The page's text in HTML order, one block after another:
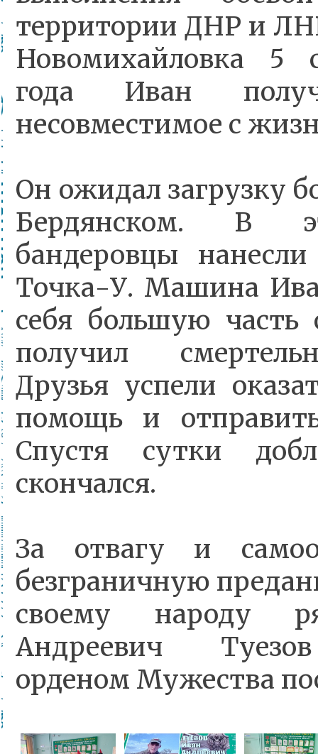
территории ДНР и
Новомихайловка 5
года Иван
несовместимое с
Он ожидал загрузку
Бердянском. В
бандеровцы
Точка-У. Машина
себя большую часть
получил
Друзья успели
помощь и
Спустя сутки
скончался.
За отвагу и
безграничную
своему народу
Андреевич
орденом Мужества